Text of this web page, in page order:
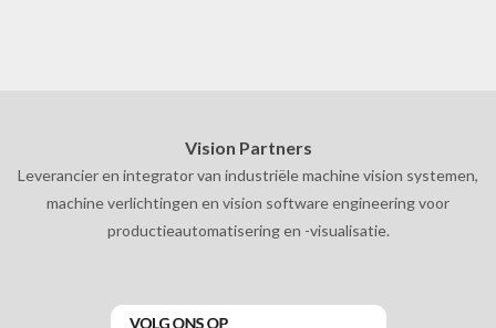
Vision Partners
Leverancier en integrator van industriële machine vision systemen,
machine verlichtingen en vision software engineering voor
productieautomatisering en -visualisatie.